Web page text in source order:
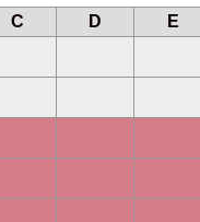
C D E